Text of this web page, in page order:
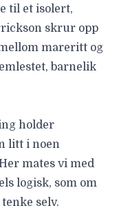
til et isolert,
skrur opp
mareritt og
barnelik
holder
litt i noen
mates vi med
logisk, som om
selv.